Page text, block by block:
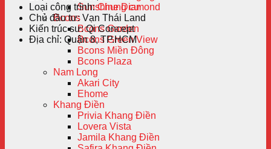
Sunshine Diamond
Bcons
Bcons Garden
Bcons Green View
Bcons Miền Đông
Bcons Plaza
Nam Long
Akari City
Ehome
Khang Điền
Privia Khang Điền
Lovera Vista
Jamila Khang Điền
Loại công trình:Chung cư
Chủ đầu tư:Vạn Thái Land
Kiến trúc sư:Qi Concept
Địa chỉ: Quận 8, TP.HCM